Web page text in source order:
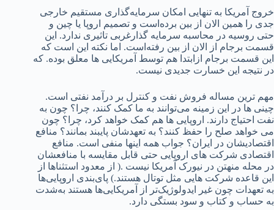
خروج آمریکا به تنهایی امکان سرمایه‌گذاری مستقیم خارجی
جدی را همین الان از بین برده‌است و تصمیم اروپا یا چین و
حتی روسیه در محاسبه سرمایه گذارغربی تاثیری ندارد. این
قسمت برجام از الان از بین رفته‌است. اما نکته این است که
این قسمت برجام ازابتدا هم توسط آمریکایی ها معلق بوده. که
در نتیجه این خسارت جدیدی نیست.
مهم ترین مساله فروش نفت و کنترل بر درآمد نفتی است.
چینی ها در این زمینه می‌توانند به ما کمک کنند، چرا؟ چون به
نفت احتیاج دارند. اروپایی ها هم کمک خواهد کرد، چرا؟ چون
می خواهد صلح را حفظ کنند؟ به تعهدشان پایبند بمانند؟ منافع
اقتصادیشان در ایران؟ جواب همه اینها منفی است. منافع
اقتصادی شرکت های اروپایی حتی قابل مقایسه با منافعشان
در محله منهتن در نیورک آمریکا نیست .( از معدود استثناها از
این قاعده شرکت هایی مثل توتال هستند.) پای‌بندی اروپایی‌ها
به تعهدات چون غیر ایدولوژیک‌تر از آمریکایی‌ها هستند به‌شدت
به حساب و کتاب و سود بستگی دارد.